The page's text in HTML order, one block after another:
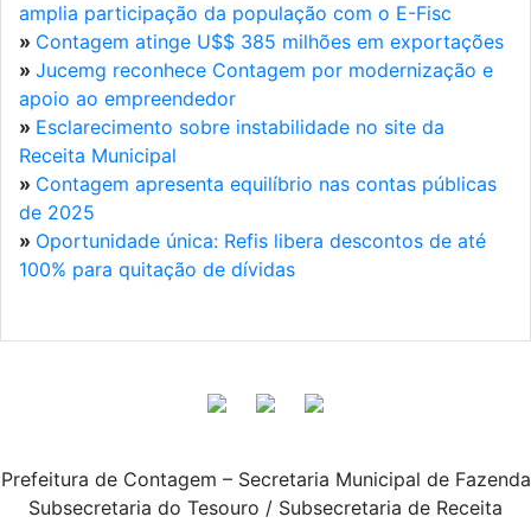
amplia participação da população com o E-Fisc
» Contagem atinge U$$ 385 milhões em exportações
» Jucemg reconhece Contagem por modernização e
apoio ao empreendedor
» Esclarecimento sobre instabilidade no site da
Receita Municipal
» Contagem apresenta equilíbrio nas contas públicas
de 2025
» Oportunidade única: Refis libera descontos de até
100% para quitação de dívidas
Prefeitura de Contagem – Secretaria Municipal de Fazenda
Subsecretaria do Tesouro / Subsecretaria de Receita